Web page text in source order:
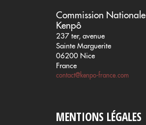
Commission Nationale
Kenpô
237 ter, avenue
Sainte Marguerite
06200 Nice
France
contact@kenpo-france.com
MENTIONS LÉGALES